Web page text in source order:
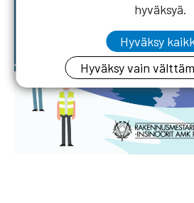
hyväksyä.
Hyväksy
Hyväksy vain